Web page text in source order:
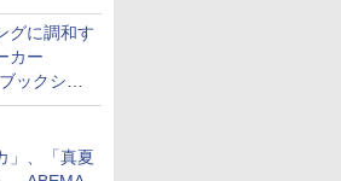
グに調和す
カー
ックシェ
下
」、「真夏